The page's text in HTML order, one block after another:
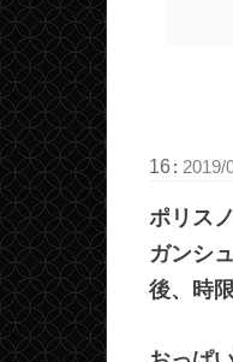
16 : 2019/
ポリス
ガンシ
後、時